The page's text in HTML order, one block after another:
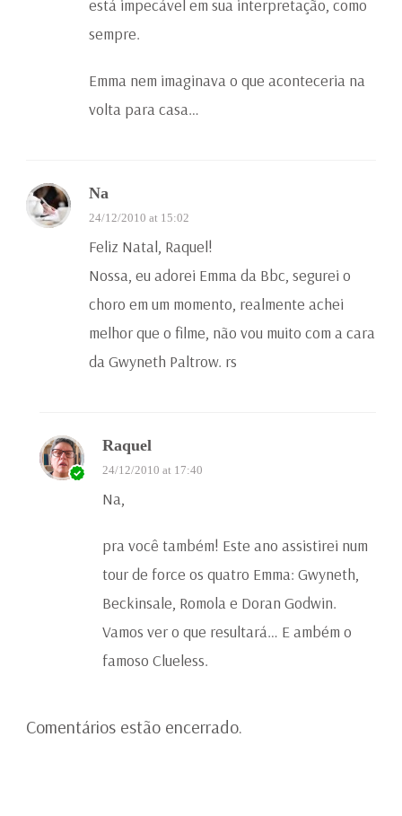
está impecável em sua interpretação, como
sempre.
Emma nem imaginava o que aconteceria na
volta para casa…
Na
24/12/2010 at 15:02
Feliz Natal, Raquel!
Nossa, eu adorei Emma da Bbc, segurei o
choro em um momento, realmente achei
melhor que o filme, não vou muito com a cara
da Gwyneth Paltrow. rs
Raquel
24/12/2010 at 17:40
Na,
pra você também! Este ano assistirei num
tour de force os quatro Emma: Gwyneth,
Beckinsale, Romola e Doran Godwin.
Vamos ver o que resultará… E ambém o
famoso Clueless.
Comentários estão encerrado.